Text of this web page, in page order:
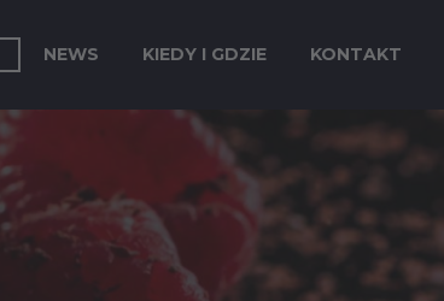
NEWS KIEDY I GDZIE KONTAKT